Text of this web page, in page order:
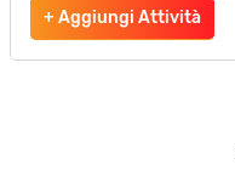
+ Aggiungi Attività